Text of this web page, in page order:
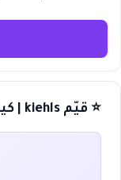
⭐ قيّم kiehls | كيلز